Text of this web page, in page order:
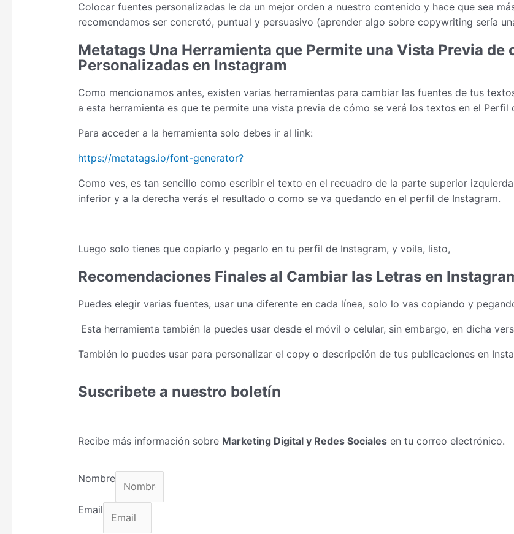
Colocar fuentes personalizadas le da un mejor orden a nuestro contenido y hace que sea
recomendamos ser concretó, puntual y persuasivo (aprender algo sobre copywriting sería
Metatags Una Herramienta que Permite una Vista Previa de
Personalizadas en Instagram
Como mencionamos antes, existen varias herramientas para cambiar las fuentes de tus
a esta herramienta es que te permite una vista previa de cómo se verá los textos en el Perfil
Para acceder a la herramienta solo debes ir al link:
https://metatags.io/font-generator?
Como ves, es tan sencillo como escribir el texto en el recuadro de la parte superior
inferior y a la derecha verás el resultado o como se va quedando en el perfil de Instagram.
Luego solo tienes que copiarlo y pegarlo en tu perfil de Instagram, y voila, listo,
Recomendaciones Finales al Cambiar las Letras en
Puedes elegir varias fuentes, usar una diferente en cada línea, solo lo vas copiando y
Esta herramienta también la puedes usar desde el móvil o celular, sin embargo, en dicha
También lo puedes usar para personalizar el copy o descripción de tus publicaciones en
Suscribete a nuestro boletín
Recibe más información sobre Marketing Digital y Redes Socialesen tu correo electrónico.
Nombre
Email